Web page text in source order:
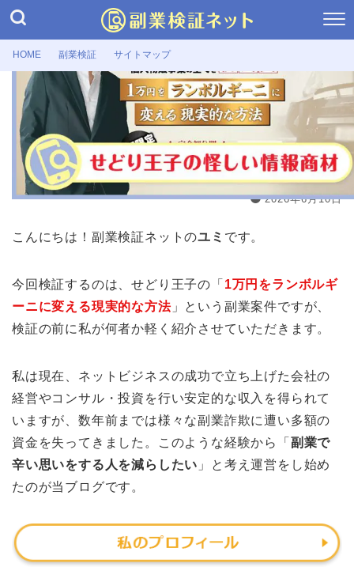
HOME 副業検証 サイトマップ
副業検証
せどり王子が怪しいと評判！転売ヤー
は1万円をランボルギーニに変えるの
か
2026年6月10日
こんにちは！副業検証ネットのユミ です。
今回検証するのは、せどり王子の「 1万円をランボルギ
ーニに変える現実的な方法」という副業案件ですが、
検証の前に私が何者か軽く紹介させていただきます。
私は現在、ネットビジネスの成功で立ち上げた会社の
経営やコンサル・投資を行い安定的な収入を得られて
いますが、数年前までは様々な副業詐欺に遭い多額の
資金を失ってきました。このような経験から「 副業で
辛い思いをする人を減らしたい 」と考え運営をし始め
たのが当ブログです。